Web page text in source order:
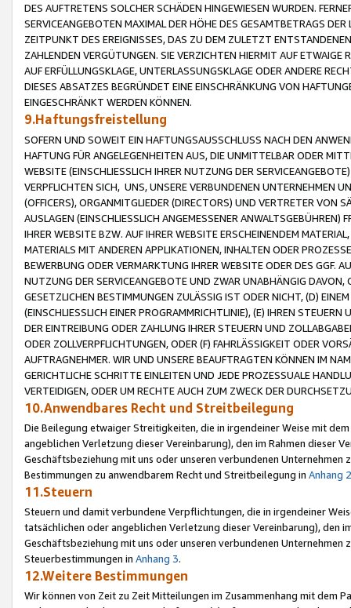
DES AUFTRETENS SOLCHER SCHÄDEN HINGEWIESEN WURDEN.
SERVICEANGEBOTEN MAXIMAL DER HÖHE DES GESAMTBETRAGS
ZEITPUNKT DES EREIGNISSES, DAS ZU DEM ZULETZT
ZAHLENDEN VERGÜTUNGEN. SIE VERZICHTEN HIERMIT AUF
AUF ERFÜLLUNGSKLAGE, UNTERLASSUNGSKLAGE ODER ANDERE
DIESES ABSATZES BEGRÜNDET EINE EINSCHRÄNKUNG VON
EINGESCHRÄNKT WERDEN KÖNNEN.
9.Haftungsfreistellung
SOFERN UND SOWEIT EIN HAFTUNGSAUSSCHLUSS NACH DEN
HAFTUNG FÜR ANGELEGENHEITEN AUS, DIE UNMITTELBAR ODER
WEBSITE (EINSCHLIESSLICH IHRER NUTZUNG DER
VERPFLICHTEN SICH, UNS, UNSERE VERBUNDENEN UNTERNEHMEN
(OFFICERS), ORGANMITGLIEDER (DIRECTORS) UND VERTRETER VON
AUSLAGEN (EINSCHLIESSLICH ANGEMESSENER
IHRER WEBSITE BZW. AUF IHRER WEBSITE ERSCHEINENDEM
MATERIALS MIT ANDEREN APPLIKATIONEN, INHALTEN ODER
BEWERBUNG ODER VERMARKTUNG IHRER WEBSITE ODER DES GGF.
NUTZUNG DER SERVICEANGEBOTE UND ZWAR UNABHÄNGIG
GESETZLICHEN BESTIMMUNGEN ZULÄSSIG IST ODER NICHT, (D)
(EINSCHLIESSLICH EINER PROGRAMMRICHTLINIE), (E) IHREN
DER EINTREIBUNG ODER ZAHLUNG IHRER STEUERN UND
ODER ZOLLVERPFLICHTUNGEN, ODER (F) FAHRLÄSSIGKEIT ODER
AUFTRAGNEHMER. WIR UND UNSERE BEAUFTRAGTEN KÖNNEN IM
GERICHTLICHE SCHRITTE EINLEITEN UND JEDE PROZESSUALE
VERTEIDIGEN, ODER UM RECHTE AUCH ZUM ZWECK DER
10.Anwendbares Recht und Streitbeilegung
Die Beilegung etwaiger Streitigkeiten, die in irgendeiner Weise mit
angeblichen Verletzung dieser Vereinbarung), den im Rahmen dieser
Geschäftsbeziehung mit uns oder unseren verbundenen
Bestimmungen zu anwendbarem Recht und Streitbeilegung in Anhang 2
11.Steuern
Steuern und damit verbundene Verpflichtungen, die in irgendeiner
tatsächlichen oder angeblichen Verletzung dieser Vereinbarung), den
Geschäftsbeziehung mit uns oder unseren verbundenen
Steuerbestimmungen in Anhang 3.
12.Weitere Bestimmungen
Wir können von Zeit zu Zeit Mitteilungen im Zusammenhang mit dem